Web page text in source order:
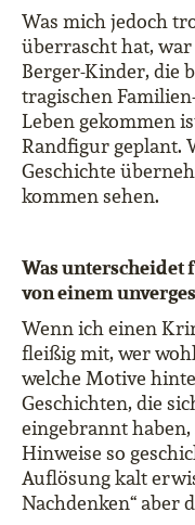
Was mich jedoch
überrascht hat,
Berger-Kinder, die
tragischen
Leben gekommen
Randfigur geplant.
Geschichte
kommen sehen.
Was unterscheidet
von einem
Wenn ich einen
fleißig mit, wer
welche Motive
Geschichten, die
eingebrannt
Hinweise so
Auflösung kalt
Nachdenken“ aber